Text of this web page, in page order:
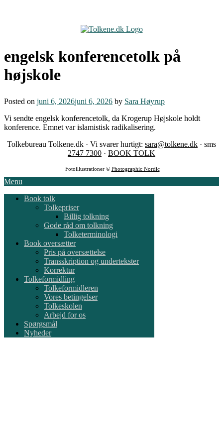
engelsk konferencetolk på
højskole
Posted on juni 6, 2026juni 6, 2026 by Sara Høyrup
Vi sendte engelsk konferencetolk, da Krogerup Højskole holdt
konference. Emnet var islamistisk radikalisering.
Tolkebureau Tolkene.dk · Vi svarer hurtigt: sara@tolkene.dk · sms
2747 7300 · BOOK TOLK
Fotoillustrationer © Photographic Nordic
Menu
Book tolk
Tolkepriser
Billig tolkning
Gode råd om tolkning
Tolketerminologi
Book oversætter
Pris på oversættelse
Transskription og undertekster
Korrektur
Tolkeformidling
Tolkeformidleren
Vores betingelser
Tolkeskolen
Arbejd for os
Spørgsmål
Nyheder